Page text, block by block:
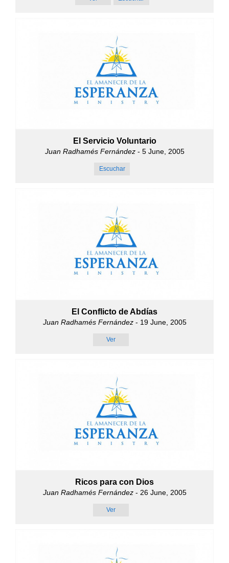
El Servicio Voluntario
Juan Radhamés Fernández- 5 June, 2005
Escuchar
El Conflicto de Abdías
Juan Radhamés Fernández- 19 June, 2005
Ver
Ricos para con Dios
Juan Radhamés Fernández- 26 June, 2005
Ver